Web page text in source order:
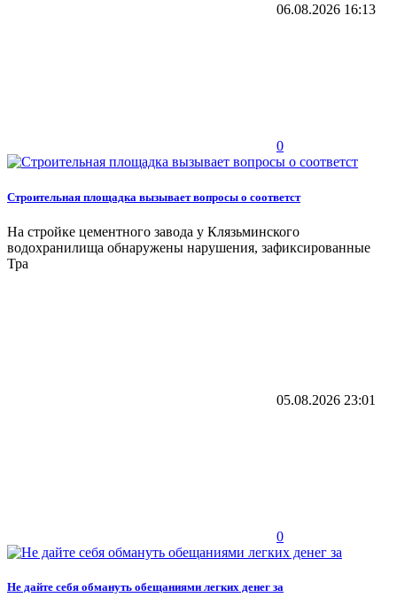
06.08.2026 16:13
0
Строительная площадка вызывает вопросы о соответст
На стройке цементного завода у Клязьминского
водохранилища обнаружены нарушения, зафиксированные
Тра
05.08.2026 23:01
0
Не дайте себя обмануть обещаниями легких денег за